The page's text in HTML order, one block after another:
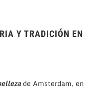
Y TRADICIÓN EN
de Amsterdam, en